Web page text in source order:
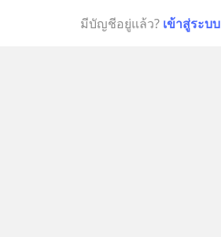
มีบัญชีอยู่แล้ว? เข้าสู่ระบบ